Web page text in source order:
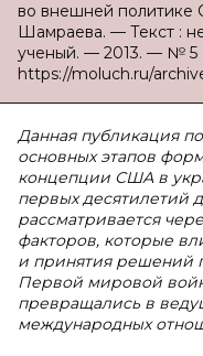
во внешней
Шамраева. — Текст :
ученый. — 2013. — № 5
https://moluch.ru/
Данная публикация
основных этапов
концепции США в
первых десятилетий
рассматривается
факторов, которые
и принятия решений
Первой мировой
превращались в
международных